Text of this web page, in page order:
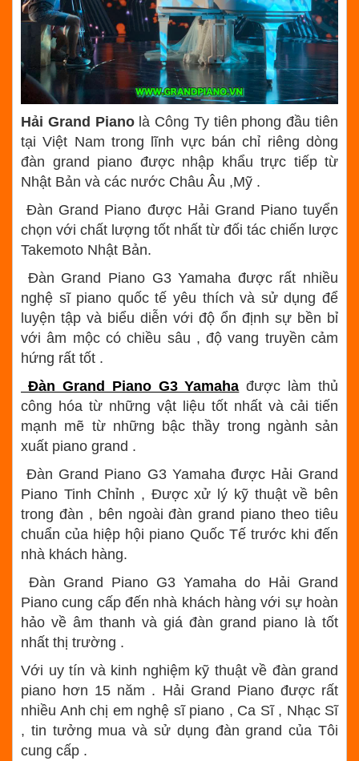
Hải Grand Pianolà Công Ty tiên phong đầu tiên
tại Việt Nam trong lĩnh vực bán chỉ riêng dòng
đàn grand piano được nhập khẩu trực tiếp từ
Nhật Bản và các nước Châu Âu ,Mỹ .
Đàn Grand Piano được Hải Grand Piano tuyển
chọn với chất lượng tốt nhất từ đối tác chiến lược
Takemoto Nhật Bản.
Đàn Grand Piano G3 Yamaha được rất nhiều
nghệ sĩ piano quốc tế yêu thích và sử dụng để
luyện tập và biểu diễn với độ ổn định sự bền bỉ
với âm mộc có chiều sâu , độ vang truyền cảm
hứng rất tốt .
Đàn Grand Piano G3 Yamaha được làm thủ
công hóa từ những vật liệu tốt nhất và cải tiến
mạnh mẽ từ những bậc thầy trong ngành sản
xuất piano grand .
Đàn Grand Piano G3 Yamaha được Hải Grand
Piano Tinh Chỉnh , Được xử lý kỹ thuật về bên
trong đàn , bên ngoài đàn grand piano theo tiêu
chuẩn của hiệp hội piano Quốc Tế trước khi đến
nhà khách hàng.
Đàn Grand Piano G3 Yamaha do Hải Grand
Piano cung cấp đến nhà khách hàng với sự hoàn
hảo về âm thanh và giá đàn grand piano là tốt
nhất thị trường .
Với uy tín và kinh nghiệm kỹ thuật về đàn grand
piano hơn 15 năm . Hải Grand Piano được rất
nhiều Anh chị em nghệ sĩ piano , Ca Sĩ , Nhạc Sĩ
, tin tưởng mua và sử dụng đàn grand của Tôi
cung cấp .